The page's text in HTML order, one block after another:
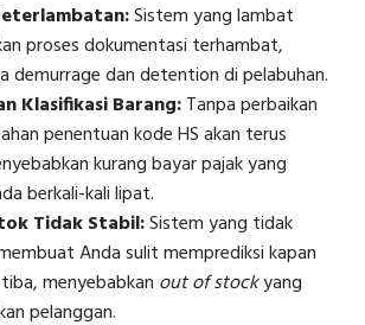
Sistem yang lambat
proses dokumentasi terhambat,
demurrage dan detention di pelabuhan.
Klasifikasi Barang:Tanpa perbaikan
penentuan kode HS akan terus
kurang bayar pajak yang
berkali-kali lipat.
Tidak Stabil:Sistem yang tidak
Anda sulit memprediksi kapan
menyebabkan out of stockyang
pelanggan.